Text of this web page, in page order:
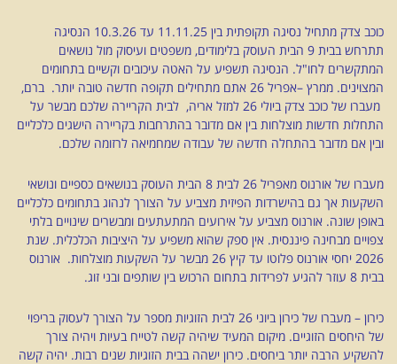
כוכב צדק מתחיל נסיגה תקופתית בין 11.11.25 עד 10.3.26 הנסיגה
תתרחש בבית 9 הבית העוסק בלימודים, משפטים ועיסוק מול נושאים
המתקשרים לחו"ל. הנסיגה תשפיע על האטה עיכובים וקשיים בתחומים
המצוינים. ממרץ –אפריל 26 אתם מתחילים תקופה חדשה טובה יותר. ברם,
מעברו של כוכב צדק ביולי 26 למזל אריה, לבית הקריירה שלכם מבשר על
התחלות חדשות מוצלחות בין אם מדובר בהתרחבות בקריירה הישגים כלכליים
ובין אם מדובר בהתחלה חדשה של עבודה שמחמיאה לרזומה שלכם.
מעברו של אורנוס מאפריל 26 לבית 8 הבית העוסק בנושאים כספיים ונושאי
השקעות אך גם בהישרדות הפיזית מצביע על הצורך לנהוג בתחומים כלכליים
באופן שונה. אורנוס מצביע על אירועים המתעתעים ומבשרים שינויים בלתי
צפויים מבחינה פיננסית. אין ספק שהוא משפיע על היציבות הכלכלית. שנת
2026 יחסי אורנוס פלוטו עד קיץ 26 מבשר על השקעות מוצלחות. אורנוס
בבית 8 עוזר להגיע לפרידות בתחום הרכוש בין שותפים ובני זוג.
כירון – מעברו של כירון ביוני 26 לבית הזוגיות מספר על הצורך לעסוק בריפוי
של היחסים הזוגיים. מיקום המעיד שיהיה קשה לטייח בעיות ויהיה צורך
להשקיע הרבה יותר ביחסים. כירון ישהה בבית הזוגיות שנים רבות. יהיה קשה